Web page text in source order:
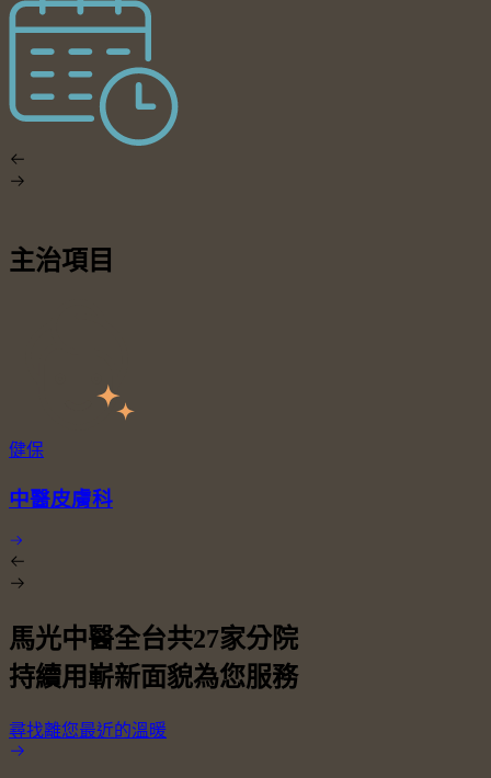
主治項目
健保
中醫皮膚科
馬光中醫全台共27家分院
持續用嶄新面貌為您服務
尋找離您最近的溫暖